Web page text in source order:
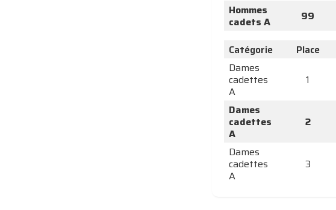
Hommes
cadets A
99
Catégorie Place
Dames
cadettes
A
1
Dames
cadettes
A
2
Dames
cadettes
A
3